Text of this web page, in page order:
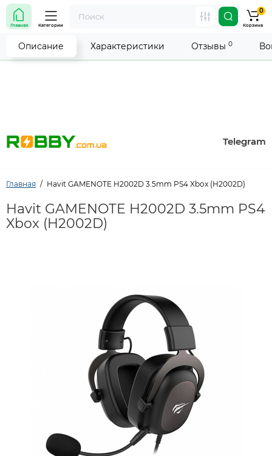
Внимание! Работа магазина временно приостановлена.
Мы делаем всё возможное, чтобы возобновить прием
заказов как можно скорее.
Telegram
Главная Категории
0
Корзина
Главная Havit GAMENOTE H2002D 3.5mm PS4 Xbox (H2002D)
Havit GAMENOTE H2002D 3.5mm PS4
Xbox (H2002D)
Описание Характеристики Отзывы 0